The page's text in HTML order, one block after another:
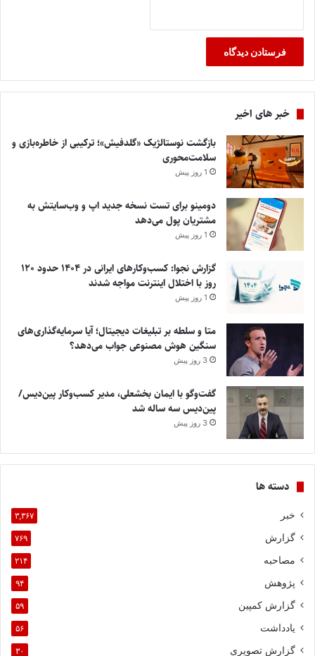
خبر های اخیر
بازگشت نوستالژیک «گلدفیش»؛ ترکیبی از خاطره‌بازی و
سلامت‌محوری
1 روز پیش
دومینو برای تست نسخه جدید اپ و وب‌سایتش به
مشتریان پول می‌دهد
1 روز پیش
گزارش نجوا: کسب‌وکارهای ایرانی در ۱۴۰۴ حدود ۱۲۰
روز با اختلال اینترنت مواجه شدند
1 روز پیش
متا و سلطه بر تبلیغات دیجیتال؛ آیا سرمایه‌گذاری‌های
سنگین هوش مصنوعی جواب می‌دهد؟
3 روز پیش
گفت‌وگو با ایمان بخشعلی، مدیر کسب‌وکار پین‌دیس/
پین‌دیس سه ساله شد
3 روز پیش
دسته ها
خبر ۳,۳۶۷
گزارش ۷۶۹
مصاحبه ۲۱۴
پژوهش ۹۴
گزارش کمپین ۵۹
یادداشت ۵۶
گزارش تصویری ۳۰